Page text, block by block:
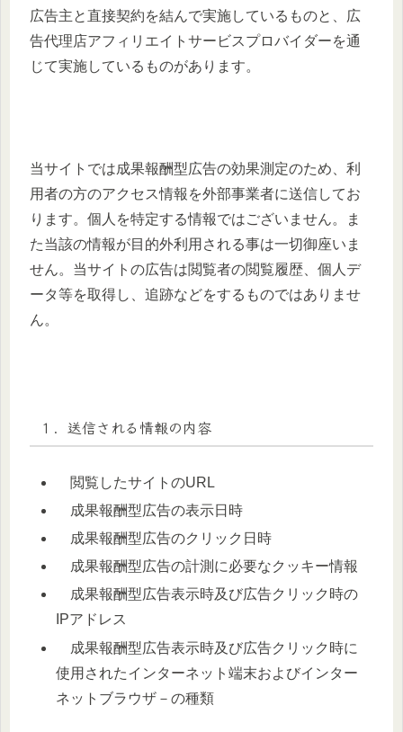
広告主と直接契約を結んで実施しているものと、広
告代理店アフィリエイトサービスプロバイダーを通
じて実施しているものがあります。
当サイトでは成果報酬型広告の効果測定のため、利
用者の方のアクセス情報を外部事業者に送信してお
ります。個人を特定する情報ではございません。ま
た当該の情報が目的外利用される事は一切御座いま
せん。当サイトの広告は閲覧者の閲覧履歴、個人デ
ータ等を取得し、追跡などをするものではありませ
ん。
１．送信される情報の内容
閲覧したサイトのURL
成果報酬型広告の表示日時
成果報酬型広告のクリック日時
成果報酬型広告の計測に必要なクッキー情報
成果報酬型広告表示時及び広告クリック時の
IPアドレス
成果報酬型広告表示時及び広告クリック時に
使用されたインターネット端末およびインター
ネットブラウザ－の種類